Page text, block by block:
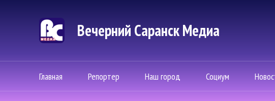
Вечерний Саранск Mедиа
Главная Репортер Наш город Социум